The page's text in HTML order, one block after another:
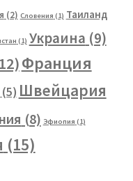
(2) Словения (1) Таиланд
(1) Украина (9)
Франция
(5) Швейцария
(8) Эфиопия (1)
(15)